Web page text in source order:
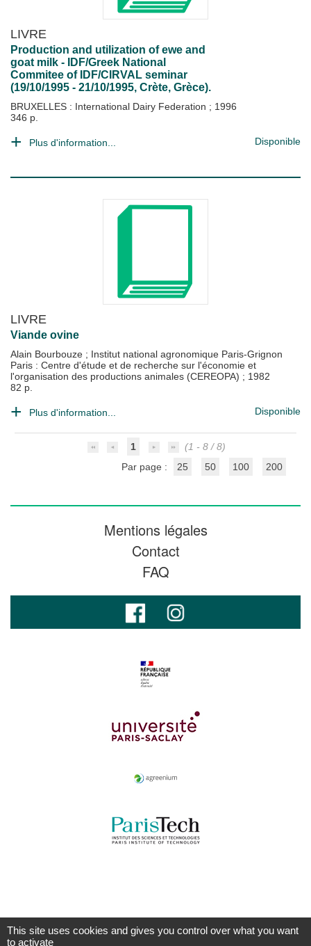
LIVRE
Production and utilization of ewe and
goat milk - IDF/Greek National
Commitee of IDF/CIRVAL seminar
(19/10/1995 - 21/10/1995, Crète, Grèce).
BRUXELLES : International Dairy Federation ; 1996
346 p.
Plus d'information... Disponible
LIVRE
Viande ovine
Alain Bourbouze ; Institut national agronomique Paris-Grignon
Paris : Centre d'étude et de recherche sur l'économie et
l'organisation des productions animales (CEREOPA) ; 1982
82 p.
Plus d'information... Disponible
1
(1 - 8 / 8)
Par page :
25 50 100 200
Mentions légales
Contact
FAQ
This site uses cookies and gives you control over what you want
to activate